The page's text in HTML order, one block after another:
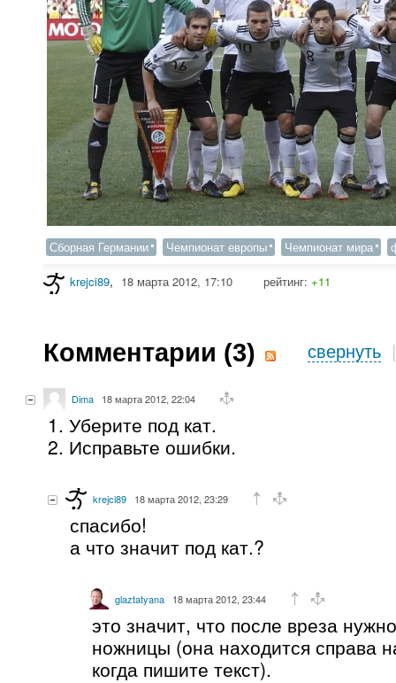
Сборная Германии Чемпионат европы Чемпионат мира
krejci89, 18 марта 2012, 17:10 рейтинг: +11
Комментарии (3) свернуть
Dima 18 марта 2012, 22:04
1. Уберите под кат.
2. Исправьте ошибки.
krejci89 18 марта 2012, 23:29
спасибо!
а что значит под кат.?
glaztatyana 18 марта 2012, 23:44
это значит, что после вреза
ножницы (она находится справа
когда пишите текст).